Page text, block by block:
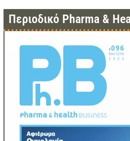
Περιοδικό Pharma &